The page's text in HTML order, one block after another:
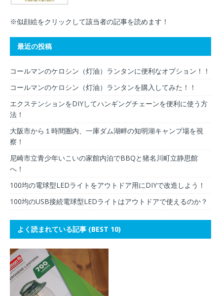
※似顔絵をクリックして該当者の記事を読めます！
最近の投稿
コールマンのケロシン（灯油）ランタンに便利なオプション！！
コールマンのケロシン（灯油）ランタンを購入してみた！！
エクステンションをDIYしてハンギングチェーンを便利に使う方
法！
大阪市から１時間圏内、一庫ダム湖畔の知明湖キャンプ場を視
察！
尼崎市立青少年いこいの家館内泊でBBQと猪名川町立静思館
へ！
100均の電球型LEDライトをアウトドア用にDIYで改造しよう！
100均のUSB接続電球型LEDライトはアウトドアで使えるのか？
よく読まれている記事 (BEST 10)